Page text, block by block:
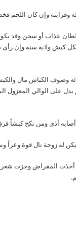
وإن كان اللحم
عذاب أو سجن وقد
كبش ولاية سنة وإن
وصوف الكباش مال
على الوالي المعزول
أذى ومن نكح كبشاً
له زوجة نال قوة وعزاً
أخذت المقراض وجزت شعر